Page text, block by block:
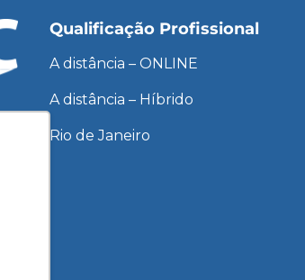
Qualificação Profissional
A distância – ONLINE
A distância – Híbrido
Rio de Janeiro